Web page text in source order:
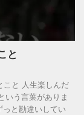
と
と 人生楽しんだ
いう言葉がありま
っと勘違いしてい